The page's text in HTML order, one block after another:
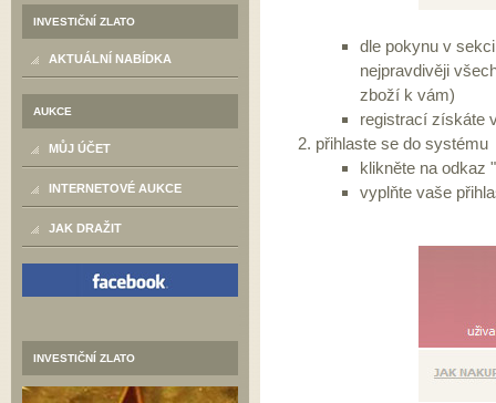
INVESTIČNÍ ZLATO
AKTUÁLNÍ NABÍDKA
AUKCE
MŮJ ÚČET
INTERNETOVÉ AUKCE
JAK DRAŽIT
INVESTIČNÍ ZLATO
dle pokynu v
nejpravdivěji
zboží k vám)
registrací získáte
přihlaste se do systému
klikněte na odkaz
vyplňte vaše